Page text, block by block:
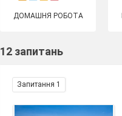
ДОМАШНЯ РОБОТА
12 запитань
Запитання 1